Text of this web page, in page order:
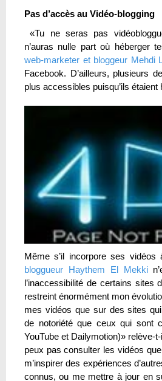
Pas d’accès au Vidéo-blogging
«Tu ne seras pas
n’auras nulle part où héberger
web-marketer et bloggeur Mehdi
Facebook. D’ailleurs, plusieurs
plus accessibles puisqu’ils étaient
Même s’il incorpore ses vidéos
bloggueur Haythem El Mekki
l’inaccessibilité de certains sites
restreint énormément mon
mes vidéos que sur des sites
de notoriété que ceux qui sont
YouTube et Dailymotion)» relève-
peux pas consulter les vidéos
m’inspirer des expériences
connus, ou me mettre à jour en